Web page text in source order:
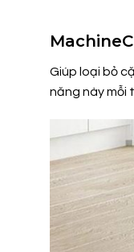
Giúp loại bỏ
năng này mỗi